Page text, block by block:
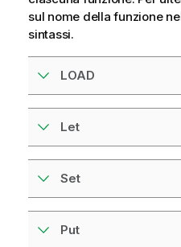
sul nome della funzione
sintassi.
LOAD
Let
Set
Put